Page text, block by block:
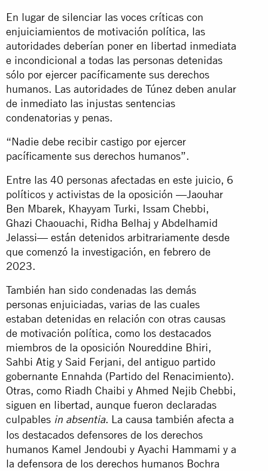
En lugar de silenciar las voces críticas con
enjuiciamientos de motivación política, las
autoridades deberían poner en libertad inmediata
e incondicional a todas las personas detenidas
sólo por ejercer pacíficamente sus derechos
humanos. Las autoridades de Túnez deben anular
de inmediato las injustas sentencias
condenatorias y penas.
“Nadie debe recibir castigo por ejercer
pacíficamente sus derechos humanos”.
Entre las 40 personas afectadas en este juicio, 6
políticos y activistas de la oposición —Jaouhar
Ben Mbarek, Khayyam Turki, Issam Chebbi,
Ghazi Chaouachi, Ridha Belhaj y Abdelhamid
Jelassi— están detenidos arbitrariamente desde
que comenzó la investigación, en febrero de
2023.
También han sido condenadas las demás
personas enjuiciadas, varias de las cuales
estaban detenidas en relación con otras causas
de motivación política, como los destacados
miembros de la oposición Noureddine Bhiri,
Sahbi Atig y Said Ferjani, del antiguo partido
gobernante Ennahda (Partido del Renacimiento).
Otras, como Riadh Chaibi y Ahmed Nejib Chebbi,
siguen en libertad, aunque fueron declaradas
culpables in absentia. La causa también afecta a
los destacados defensores de los derechos
humanos Kamel Jendoubi y Ayachi Hammami y a
la defensora de los derechos humanos Bochra